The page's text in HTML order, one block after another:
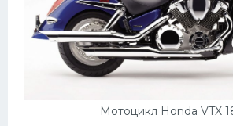
Мотоцикл Honda VTX